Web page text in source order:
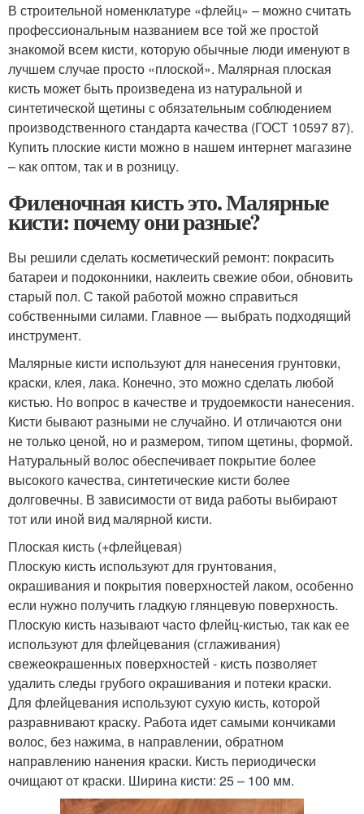
В строительной номенклатуре «флейц» – можно считать
профессиональным названием все той же простой
знакомой всем кисти, которую обычные люди именуют в
лучшем случае просто «плоской». Малярная плоская
кисть может быть произведена из натуральной и
синтетической щетины с обязательным соблюдением
производственного стандарта качества (ГОСТ 10597 87).
Купить плоские кисти можно в нашем интернет магазине
– как оптом, так и в розницу.
Филеночная кисть это. Малярные
кисти: почему они разные?
Вы решили сделать косметический ремонт: покрасить
батареи и подоконники, наклеить свежие обои, обновить
старый пол. С такой работой можно справиться
собственными силами. Главное — выбрать подходящий
инструмент.
Малярные кисти используют для нанесения грунтовки,
краски, клея, лака. Конечно, это можно сделать любой
кистью. Но вопрос в качестве и трудоемкости нанесения.
Кисти бывают разными не случайно. И отличаются они
не только ценой, но и размером, типом щетины, формой.
Натуральный волос обеспечивает покрытие более
высокого качества, синтетические кисти более
долговечны. В зависимости от вида работы выбирают
тот или иной вид малярной кисти.
Плоская кисть (+флейцевая)
Плоскую кисть используют для грунтования,
окрашивания и покрытия поверхностей лаком, особенно
если нужно получить гладкую глянцевую поверхность.
Плоскую кисть называют часто флейц-кистью, так как ее
используют для флейцевания (сглаживания)
свежеокрашенных поверхностей - кисть позволяет
удалить следы грубого окрашивания и потеки краски.
Для флейцевания используют сухую кисть, которой
разравнивают краску. Работа идет самыми кончиками
волос, без нажима, в направлении, обратном
направлению нанения краски. Кисть периодически
очищают от краски. Ширина кисти: 25 – 100 мм.